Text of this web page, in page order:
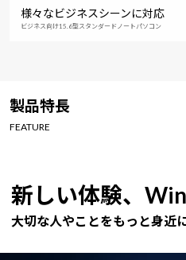
様々なビジネスシーンに対応
ビジネス向け15.6型スタンダードノートパソコン
製品特長
FEATURE
新しい体験、
大切な人やことをもっと身近に